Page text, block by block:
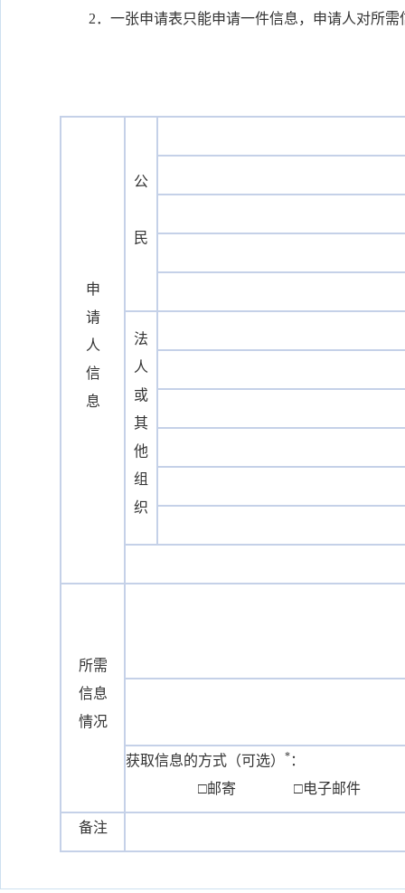
2．一张申请表只能申请一件信息，申请人对所需
申
请
人
信
息
公
民
法
人
或
其
他
组
织
所需
信息
情况
获取信息的方式（可选） * ：
□邮寄 □电子邮件 □
备注